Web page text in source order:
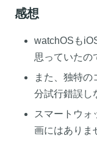
感想
watchOSも
思っていたの
また、独特の
分試行錯誤し
スマートウォ
画にはありま